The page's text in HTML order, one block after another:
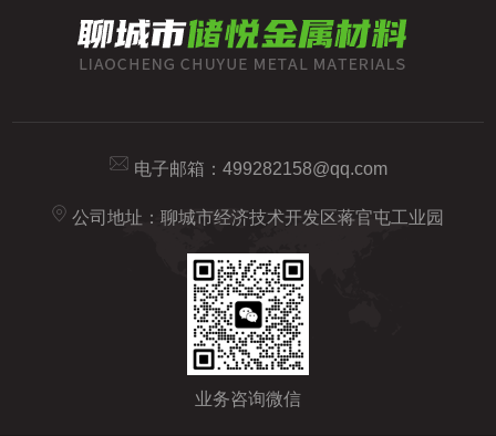
电子邮箱： 499282158@qq.com
公司地址：聊城市经济技术开发区蒋官屯工业园
业务咨询微信